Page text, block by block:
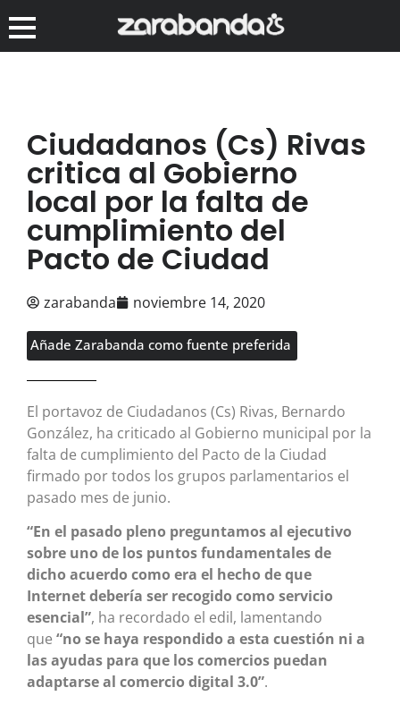
Ciudadanos (Cs) Rivas
critica al Gobierno
local por la falta de
cumplimiento del
Pacto de Ciudad
zarabanda noviembre 14, 2020
Añade Zarabanda como fuente preferida
El portavoz de Ciudadanos (Cs) Rivas, Bernardo
González, ha criticado al Gobierno municipal por la
falta de cumplimiento del Pacto de la Ciudad
firmado por todos los grupos parlamentarios el
pasado mes de junio.
“En el pasado pleno preguntamos al ejecutivo
sobre uno de los puntos fundamentales de
dicho acuerdo como era el hecho de que
Internet debería ser recogido como servicio
esencial”, ha recordado el edil, lamentando
que “no se haya respondido a esta cuestión ni a
las ayudas para que los comercios puedan
adaptarse al comercio digital 3.0”.